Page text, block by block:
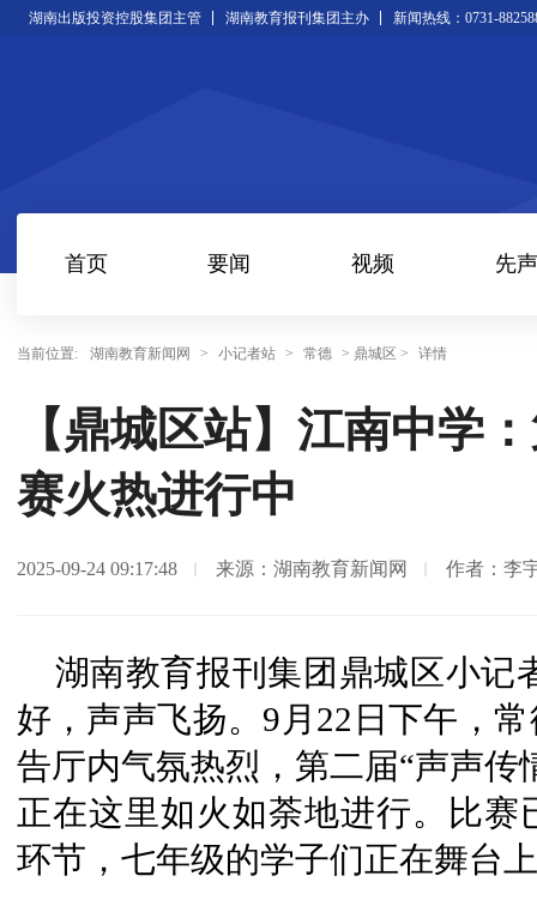
湖南出版投资控股集团主管 湖南教育报刊集团主办 新闻热线：0731-
首页 要闻 视频 先声
当前位置: 湖南教育新闻网 > 小记者站 > 常德 > 鼎城区 > 详情
【鼎城区站】江南中学
赛火热进行中
2025-09-24 09:17:48 来源：湖南教育新闻网 作者：李
湖南教育报刊集团鼎城区小记
好，声声飞扬。9月22日下午，
告厅内气氛热烈，第二届“声声
正在这里如火如荼地进行。比
环节，七年级的学子们正在舞台